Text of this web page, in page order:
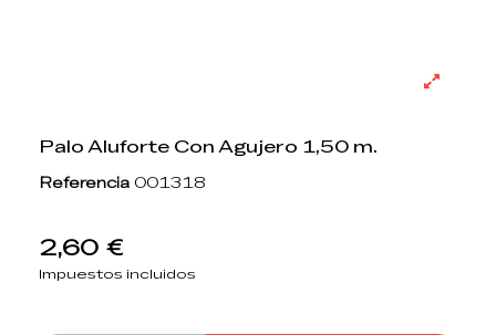
Palo Aluforte Con Agujero 1,50 m.
Referencia 001318
2,60 €
Impuestos incluidos